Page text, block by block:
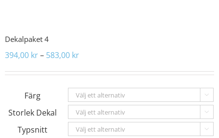
Dekalpaket 4
394,00 kr– 583,00 krPrisintervall:
583,00 kr
Färg 
Storlek Dekal 
Typsnitt 